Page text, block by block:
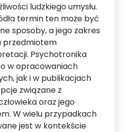
ludzkiego umysłu.
termin ten może być
sposoby, a jego zakres
przedmiotem
Psychotronika
w opracowaniach
jak i w publikacjach
związane z
oraz jego
W wielu przypadkach
jest w kontekście